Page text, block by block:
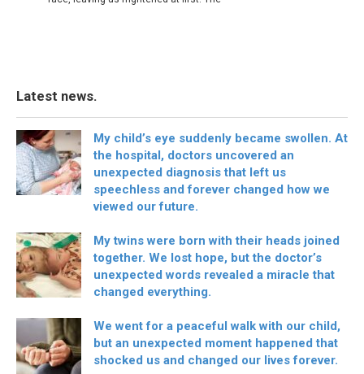
Latest news.
My child’s eye suddenly became swollen. At
the hospital, doctors uncovered an
unexpected diagnosis that left us
speechless and forever changed how we
viewed our future.
My twins were born with their heads joined
together. We lost hope, but the doctor’s
unexpected words revealed a miracle that
changed everything.
We went for a peaceful walk with our child,
but an unexpected moment happened that
shocked us and changed our lives forever.